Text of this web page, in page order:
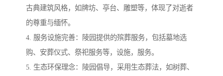
古典建筑风格，如牌坊、亭台、雕塑等，体现了对逝者
的尊重与缅怀。
4. 服务设施完善：陵园提供的殡葬服务，包括墓地选
购、安葬仪式、祭祀服务等，设施，服务。
5. 生态环保理念：陵园倡导，采用生态葬法，如树葬、